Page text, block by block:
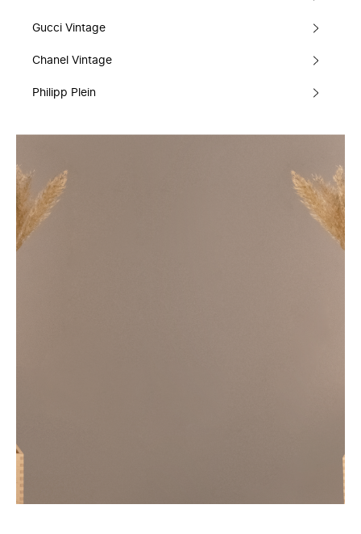
Gucci Vintage
Chanel Vintage
Philipp Plein